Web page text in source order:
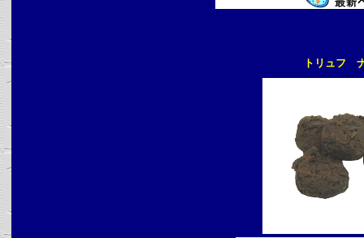
トリュフ